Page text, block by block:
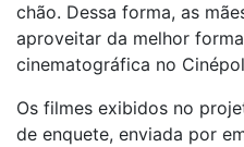
chão. Dessa forma, as
aproveitar da melhor
cinematográfica no
Os filmes exibidos no
de enquete, enviada por